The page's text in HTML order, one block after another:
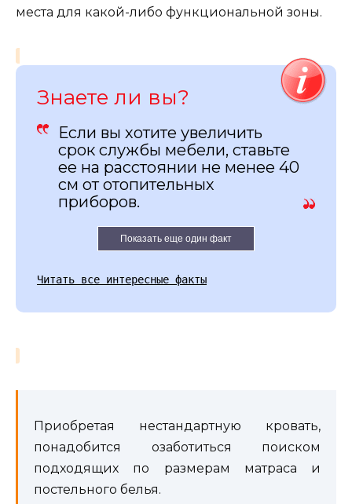
места для какой-либо функциональной зоны.
Знаете ли вы?
Если вы хотите увеличить
срок службы мебели, ставьте
ее на расстоянии не менее 40
см от отопительных
приборов.
Показать еще один факт
Читать все интересные факты
Приобретая нестандартную кровать,
понадобится озаботиться поиском
подходящих по размерам матраса и
постельного белья.